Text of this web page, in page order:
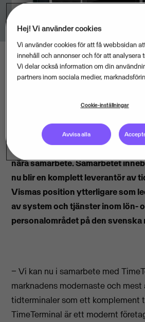
Visma Agda och TimeTerminal
nära samarbete. Samarbetet
nu blir en komplett leverantör av
Vismas position ytterligare som
av system och tjänster inom lön-
personalområdet på den svenska
− Vi kan nu i samarbete med
marknadens modernaste och
tidterminaler som ett komplement
TimeTerminal är ett modernt
Hej! Vi använder cookies
Vi använder cookies för att få webbsidan
innehåll och annonser och för att analysera
Vi delar också information om din
partners inom sociala medier,
Cookie-inställningar
Avvisa alla